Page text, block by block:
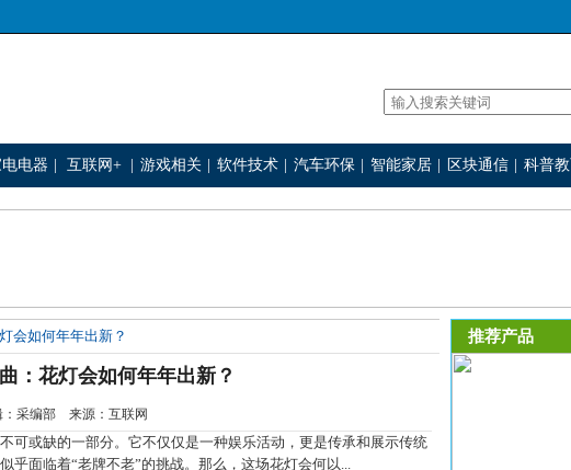
电器 互联网+ 游戏相关 软件技术 汽车环保 智能家居 区块通信 科普
会如何年年出新？
：花灯会如何年年出新？
：采编部 来源：互联网
或缺的一部分。它不仅仅是一种娱乐活动，更是传承和展示传统
乎面临着“老牌不老”的挑战。那么，这场花灯会何以...
推荐产品